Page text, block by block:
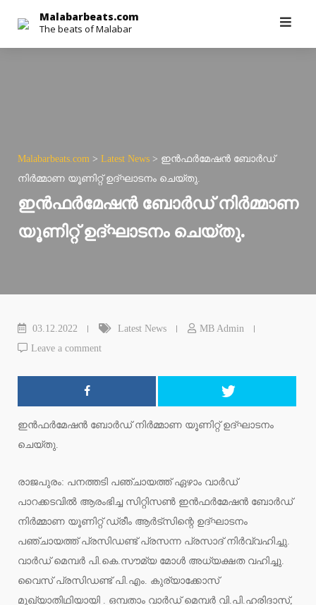
content
Malabarbeats.com
The beats of Malabar
Malabarbeats.com > Latest News > ഇൻഫർമേഷൻ ബോർഡ്
നിർമ്മാണ യൂണിറ്റ് ഉദ്ഘാടനം ചെയ്തു.
ഇൻഫർമേഷൻ ബോർഡ് നിർമ്മാണ
യൂണിറ്റ് ഉദ്ഘാടനം ചെയ്തു.
03.12.2022 Latest News
MB Admin
Leave a comment
ഇൻഫർമേഷൻ ബോർഡ് നിർമ്മാണ യൂണിറ്റ് ഉദ്ഘാടനം
ചെയ്തു.
രാജപുരം: പനത്തടി പഞ്ചായത്ത് ഏഴാം വാർഡ്
പാറക്കടവിൽ ആരംഭിച്ച സിറ്റിസൺ ഇൻഫർമേഷൻ ബോർഡ്
നിർമ്മാണ യൂണിറ്റ് ഡ്രീം ആർട്സിന്റെ ഉദ്ഘാടനം
പഞ്ചായത്ത് പ്രസിഡണ്ട് പ്രസന്ന പ്രസാദ് നിർവ്വഹിച്ചു.
വാർഡ് മെമ്പർ പി.കെ.സൗമ്യ മോൾ അധ്യക്ഷത വഹിച്ചു.
വൈസ് പ്രസിഡണ്ട് പി.എം. കുര്യാക്കോസ്
മുഖ്യാതിഥിയായി . ഒമ്പതാം വാർഡ് മെമ്പർ വി.പി.ഹരിദാസ്,